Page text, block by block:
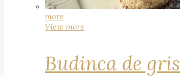
more
View more
Budinca de gris